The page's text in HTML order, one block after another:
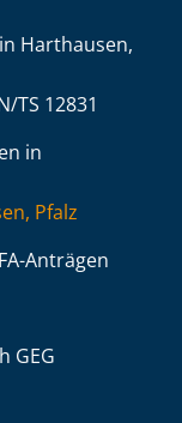
in Harthausen,
TS 12831
in
Pfalz
Anträgen
GEG